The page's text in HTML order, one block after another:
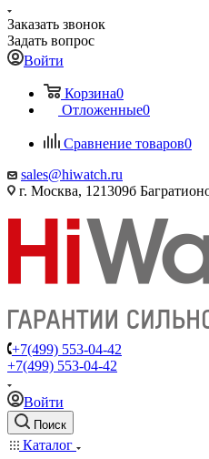
Заказать звонок
Задать вопрос
Войти
Корзина0
Отложенные0
Сравнение товаров0
sales@hiwatch.ru
г. Москва, 121309б
+7(499) 553-04-42
+7(499) 553-04-42
Войти
Поиск
Каталог